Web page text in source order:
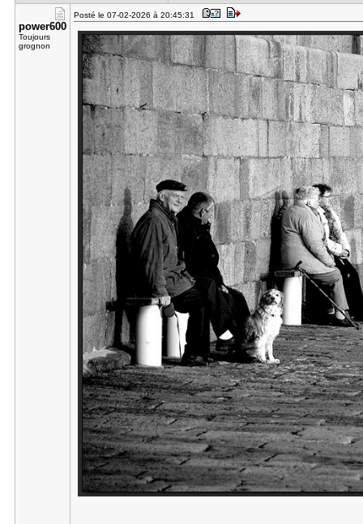
power600
Toujours
grognon
Posté le 07-02-2026 à 20:45:31